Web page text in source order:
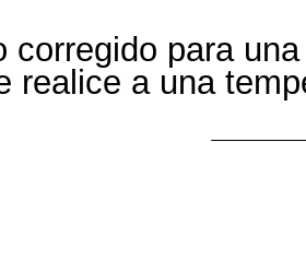
corregido para una
realice a una